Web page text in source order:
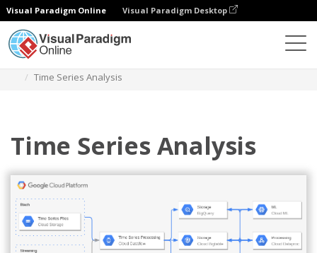
Visual Paradigm Online Visual Paradigm Desktop
Time Series Analysis
Time Series Analysis